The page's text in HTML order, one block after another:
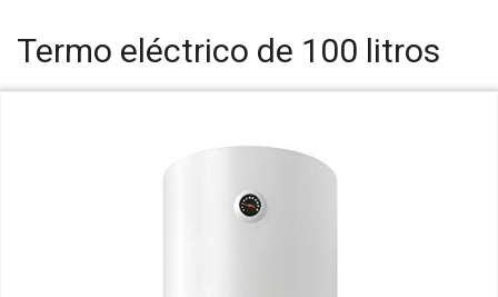
Termo eléctrico de 100 litros